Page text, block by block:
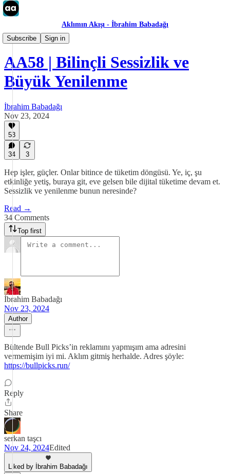
Aklımın Akışı - İbrahim Babadağı
Subscribe
Sign in
Aklımın Akışı
AA58 | Bilinçli Sessizlik ve
Büyük Yenilenme
İbrahim Babadağı
Nov 23, 2024
53
34 3
Hep işler, güçler. Onlar bitince de tüketim döngüsü. Ye, iç, şu
etkinliğe yetiş, buraya git, eve gelsen bile dijital tüketime devam et.
Sessizlik ve yenilenme bunun neresinde?
Read →
34 Comments
Top first
İbrahim Babadağı
Nov 23, 2024
Author
Bültende Bull Picks’in reklamını yapmışım ama adresini
vermemişim iyi mi. Aklım gitmiş herhalde. Adres şöyle:
https://bullpicks.run/
Reply
Share
serkan taşcı
Nov 24, 2024Edited
Liked by İbrahim Babadağı